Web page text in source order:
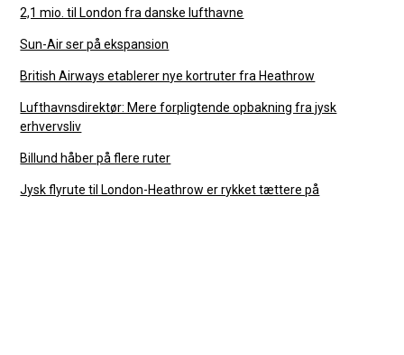
2,1 mio. til London fra danske lufthavne
Sun-Air ser på ekspansion
British Airways etablerer nye kortruter fra Heathrow
Lufthavnsdirektør: Mere forpligtende opbakning fra jysk
erhvervsliv
Billund håber på flere ruter
Jysk flyrute til London-Heathrow er rykket tættere på